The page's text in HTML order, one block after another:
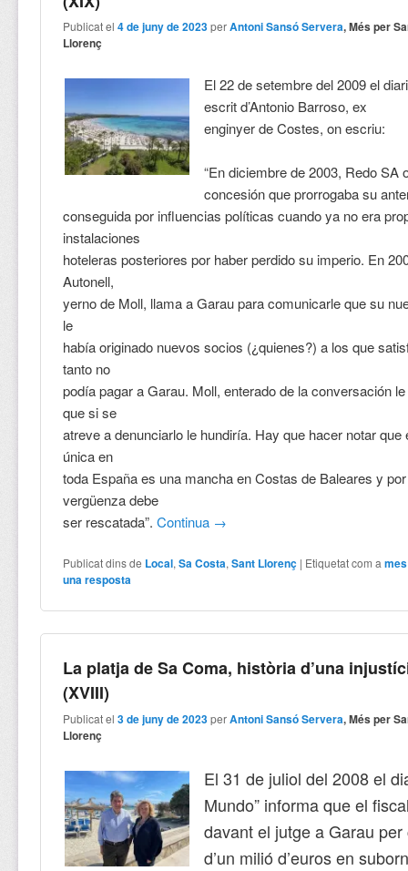
Publicat el4 de juny de 2023 perAntoni Sansó Servera, Més per
Llorenç
El 22 de setembre del 2009 el
escrit d’Antonio Barroso, ex
enginyer de Costes, on escriu:
“En diciembre de 2003, Redo SA
concesión que prorrogaba su
conseguida por influencias políticas cuando ya no era
instalaciones
hoteleras posteriores por haber perdido su imperio. En
Autonell,
yerno de Moll, llama a Garau para comunicarle que su
le
había originado nuevos socios (¿quienes?) a los que
tanto no
podía pagar a Garau. Moll, enterado de la conversación
que si se
atreve a denunciarlo le hundiría. Hay que hacer notar
única en
toda España es una mancha en Costas de Baleares y
vergüenza debe
ser rescatada”.Continua →
Publicat dins de Local,Sa Costa,Sant Llorenç | Etiquetat com a mes
una resposta
La platja de Sa Coma, història d’una
(XVIII)
Publicat el3 de juny de 2023 perAntoni Sansó Servera, Més per
Llorenç
El 31 de juliol del 2008 el
Mundo” informa que el
davant el jutge a Garau
d’un milió d’euros en